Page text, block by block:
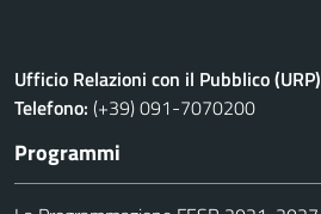
Ufficio Relazioni con il Pubblico (URP)
Telefono: (+39) 091-7070200
Programmi